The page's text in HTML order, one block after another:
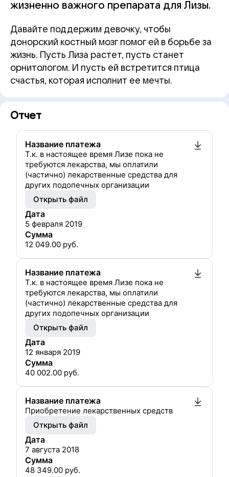
жизненно важного препарата для Лизы.
Давайте поддержим девочку, чтобы
донорский костный мозг помог ей в борьбе за
жизнь. Пусть Лиза растет, пусть станет
орнитологом. И пусть ей встретится птица
счастья, которая исполнит ее мечты.
Отчет
Название платежа
Т.к. в настоящее время Лизе пока не
требуются лекарства, мы оплатили
(частично) лекарственные средства для
других подопечных организации
Открыть файл
Дата
5 февраля 2019
Сумма
12 049.00 руб.
Название платежа
Т.к. в настоящее время Лизе пока не
требуются лекарства, мы оплатили
(частично) лекарственные средства для
других подопечных организации
Открыть файл
Дата
12 января 2019
Сумма
40 002.00 руб.
Название платежа
Приобретение лекарственных средств
Открыть файл
Дата
7 августа 2018
Сумма
48 349.00 руб.